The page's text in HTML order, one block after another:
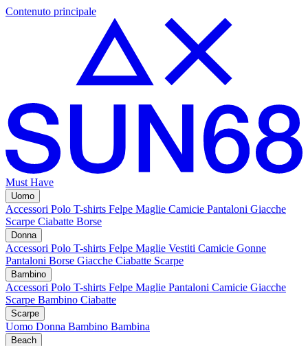
Contenuto principale
Must Have
Uomo
Accessori Polo T-shirts Felpe Maglie Camicie Pantaloni Giacche
Scarpe Ciabatte Borse
Donna
Accessori Polo T-shirts Felpe Maglie Vestiti Camicie Gonne
Pantaloni Borse Giacche Ciabatte Scarpe
Bambino
Accessori Polo T-shirts Felpe Maglie Pantaloni Camicie Giacche
Scarpe Bambino Ciabatte
Scarpe
Uomo Donna Bambino Bambina
Beach